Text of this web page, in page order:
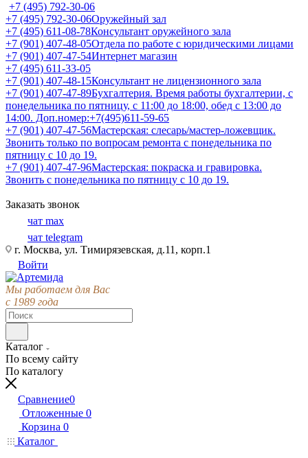
+7 (495) 792-30-06
+7 (495) 792-30-06Оружейный зал
+7 (495) 611-08-78Консультант оружейного зала
+7 (901) 407-48-05Отдела по работе с юридическими лицами
+7 (901) 407-47-54Интернет магазин
+7 (495) 611-33-05
+7 (901) 407-48-15Консультант не лицензионного зала
+7 (901) 407-47-89Бухгалтерия. Время работы бухгалтерии, с
понедельника по пятницу, с 11:00 до 18:00, обед с 13:00 до
14:00. Доп.номер:+7(495)611-59-65
+7 (901) 407-47-56Мастерская: слесарь/мастер-ложевщик.
Звонить только по вопросам ремонта с понедельника по
пятницу с 10 до 19.
+7 (901) 407-47-96Мастерская: покраска и гравировка.
Звонить с понедельника по пятницу с 10 до 19.
Заказать звонок
чат max
чат telegram
г. Москва, ул. Тимирязевская, д.11, корп.1
Войти
Мы работаем для Вас
с 1989 года
Каталог
По всему сайту
По каталогу
Сравнение0
Отложенные 0
Корзина 0
Каталог